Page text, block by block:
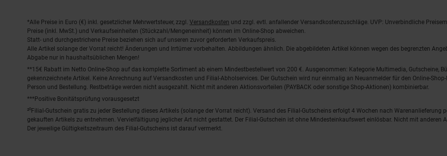
Fußnoten
*Alle Preise in Euro (€) inkl. gesetzlicher Mehrwertsteuer, zzgl. Versandkosten und zzgl. evtl. anfallender Versandkostenzuschläge. UVP: Unverbindliche
Preise (inkl. MwSt.) und Verkaufseinheiten (Stückzahl/Mengeneinheit) können im Online-Shop abweichen.
Statt- und durchgestrichene Preise beziehen sich auf unseren zuvor geforderten Verkaufspreis.
Alle Artikel solange der Vorrat reicht! Änderungen und Irrtümer vorbehalten. Abbildungen ähnlich. Die abgebildeten Artikel können wegen des begrenzten
Abgabe nur in haushaltsüblichen Mengen!
**15€ Rabatt im Netto Online-Shop auf das komplette Sortiment ab einem Mindestbestellwert von 200 €. Ausgenommen: Kategorie Multimedia, Gutscheine,
gekennzeichnete Artikel. Keine Anrechnung auf Versandkosten und Filial-Abholservices. Der Gutschein wird nur einmalig an Neuanmelder für den Online-
Person und Bestellung. Restbeträge werden nicht ausgezahlt. Nicht mit anderen Aktionsvorteilen (PAYBACK oder sonstige Shop-Aktionen) kombinierbar.
***Positive Bonitätsprüfung vorausgesetzt
²⁰Filial-Gutschein gratis zu jeder Bestellung dieses Artikels (solange der Vorrat reicht). Versand des Filial-Gutscheins erfolgt 4 Wochen nach Warenanlieferung
gekauften Artikels zu entnehmen. Vervielfältigung jeglicher Art nicht gestattet. Der Filial-Gutschein ist ohne Mindesteinkaufswert einlösbar. Nicht mit anderen
Der jeweilige Gültigkeitszeitraum des Filial-Gutscheins ist darauf vermerkt.